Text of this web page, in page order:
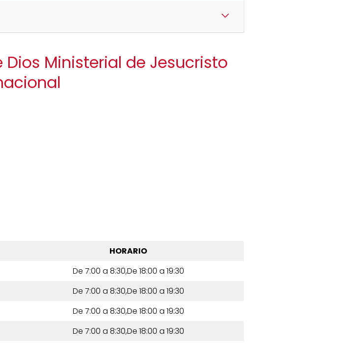
Ministerial de Jesucristo
HORARIO
De 7:00 a 8:30,De 18:00 a 19:30
De 7:00 a 8:30,De 18:00 a 19:30
De 7:00 a 8:30,De 18:00 a 19:30
De 7:00 a 8:30,De 18:00 a 19:30